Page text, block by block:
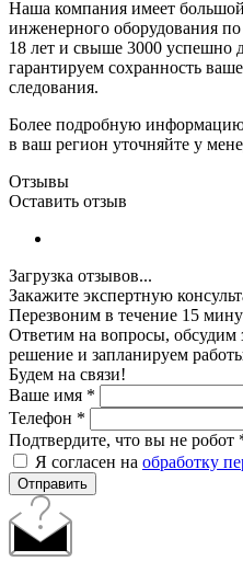
Наша компания имеет
инженерного оборудования
18 лет и свыше 3000 успешно
гарантируем сохранность
следования.
Более подробную информацию
в ваш регион уточняйте у
Отзывы
Оставить отзыв
Загрузка отзывов...
Закажите экспертную
Перезвоним в течение 15
Ответим на вопросы, обсудим
решение и запланируем
Будем на связи!
Ваше имя *
Телефон *
Подтвердите, что вы не робот
Я согласен на обработку
Отправить